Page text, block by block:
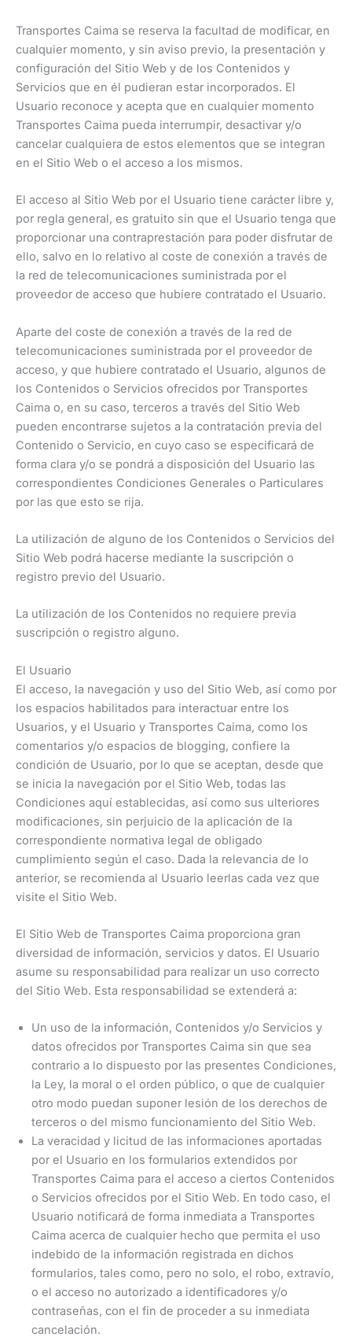
Transportes Caima se reserva la facultad de modificar, en
cualquier momento, y sin aviso previo, la presentación y
configuración del Sitio Web y de los Contenidos y
Servicios que en él pudieran estar incorporados. El
Usuario reconoce y acepta que en cualquier momento
Transportes Caima pueda interrumpir, desactivar y/o
cancelar cualquiera de estos elementos que se integran
en el Sitio Web o el acceso a los mismos.
El acceso al Sitio Web por el Usuario tiene carácter libre y,
por regla general, es gratuito sin que el Usuario tenga que
proporcionar una contraprestación para poder disfrutar de
ello, salvo en lo relativo al coste de conexión a través de
la red de telecomunicaciones suministrada por el
proveedor de acceso que hubiere contratado el Usuario.
Aparte del coste de conexión a través de la red de
telecomunicaciones suministrada por el proveedor de
acceso, y que hubiere contratado el Usuario, algunos de
los Contenidos o Servicios ofrecidos por Transportes
Caima o, en su caso, terceros a través del Sitio Web
pueden encontrarse sujetos a la contratación previa del
Contenido o Servicio, en cuyo caso se especificará de
forma clara y/o se pondrá a disposición del Usuario las
correspondientes Condiciones Generales o Particulares
por las que esto se rija.
La utilización de alguno de los Contenidos o Servicios del
Sitio Web podrá hacerse mediante la suscripción o
registro previo del Usuario.
La utilización de los Contenidos no requiere previa
suscripción o registro alguno.
El Usuario
El acceso, la navegación y uso del Sitio Web, así como por
los espacios habilitados para interactuar entre los
Usuarios, y el Usuario y Transportes Caima, como los
comentarios y/o espacios de blogging, confiere la
condición de Usuario, por lo que se aceptan, desde que
se inicia la navegación por el Sitio Web, todas las
Condiciones aquí establecidas, así como sus ulteriores
modificaciones, sin perjuicio de la aplicación de la
correspondiente normativa legal de obligado
cumplimiento según el caso. Dada la relevancia de lo
anterior, se recomienda al Usuario leerlas cada vez que
visite el Sitio Web.
El Sitio Web de Transportes Caima proporciona gran
diversidad de información, servicios y datos. El Usuario
asume su responsabilidad para realizar un uso correcto
del Sitio Web. Esta responsabilidad se extenderá a:
Un uso de la información, Contenidos y/o Servicios y
datos ofrecidos por Transportes Caima sin que sea
contrario a lo dispuesto por las presentes Condiciones,
la Ley, la moral o el orden público, o que de cualquier
otro modo puedan suponer lesión de los derechos de
terceros o del mismo funcionamiento del Sitio Web.
La veracidad y licitud de las informaciones aportadas
por el Usuario en los formularios extendidos por
Transportes Caima para el acceso a ciertos Contenidos
o Servicios ofrecidos por el Sitio Web. En todo caso, el
Usuario notificará de forma inmediata a Transportes
Caima acerca de cualquier hecho que permita el uso
indebido de la información registrada en dichos
formularios, tales como, pero no solo, el robo, extravío,
o el acceso no autorizado a identificadores y/o
contraseñas, con el fin de proceder a su inmediata
cancelación.